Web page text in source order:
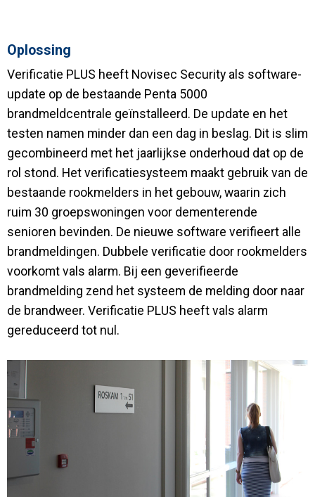
Oplossing
Verificatie PLUS heeft Novisec Security als software-
update op de bestaande Penta 5000
brandmeldcentrale geïnstalleerd. De update en het
testen namen minder dan een dag in beslag. Dit is slim
gecombineerd met het jaarlijkse onderhoud dat op de
rol stond. Het verificatiesysteem maakt gebruik van de
bestaande rookmelders in het gebouw, waarin zich
ruim 30 groepswoningen voor dementerende
senioren bevinden. De nieuwe software verifieert alle
brandmeldingen. Dubbele verificatie door rookmelders
voorkomt vals alarm. Bij een geverifieerde
brandmelding zend het systeem de melding door naar
de brandweer. Verificatie PLUS heeft vals alarm
gereduceerd tot nul.